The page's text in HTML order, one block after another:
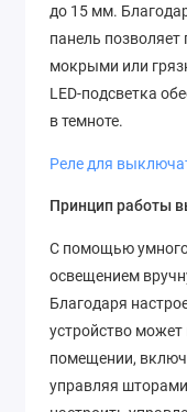
до 15 мм.
панель
мокрыми или
LED-подсветка
в темноте.
Реле для
Принцип работы
С помощью
освещением
Благодаря
устройство может
помещении,
управляя